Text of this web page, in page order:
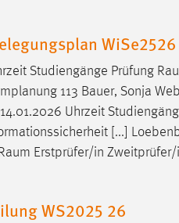
WiSe2526
Studiengänge Prüfung
113 Bauer, Sonja
Uhrzeit
[...]
Raum Erstprüfer/in Zweitprüfer/
WS2025 26
von Drittanbietern
Werbung anzuzeigen.
Besucher über Websites
Ireland Limited